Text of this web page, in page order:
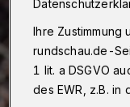
Ihre Zustimmung
rundschau.de-
1 lit. a DSGVO
des EWR, z.B. in